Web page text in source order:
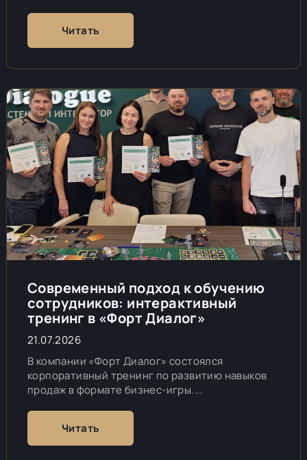
Читать
Современный подход к обучению
сотрудников: интерактивный
тренинг в «Форт Диалог»
21.07.2026
В компании «Форт Диалог» состоялся
корпоративный тренинг по развитию навыков
продаж в формате бизнес-игры....
Читать